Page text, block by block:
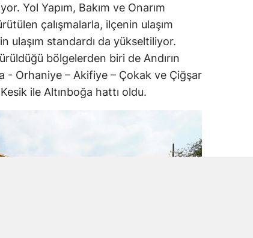
Yol Yapım, Bakım ve Onarım
çalışmalarla, ilçenin ulaşım
ulaşım standardı da yükseltiliyor.
bölgelerden biri de Andırın
- Orhaniye – Akifiye – Çokak ve Çiğşar
ile Altınboğa hattı oldu.